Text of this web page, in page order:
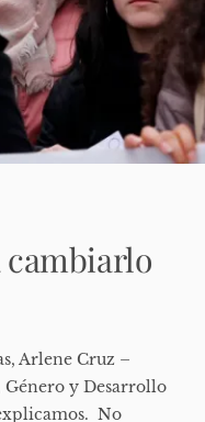
Arlene Cruz –
Género y Desarrollo
No